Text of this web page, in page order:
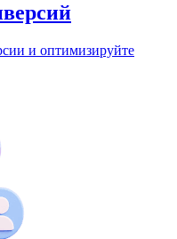
и оптимизируйте